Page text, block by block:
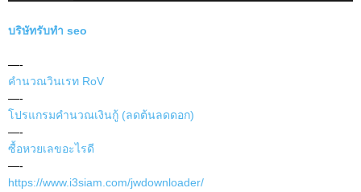
บริษัทรับทำ seo
—-
คำนวณวินเรท RoV
—-
โปรแกรมคำนวณเงินกู้ (ลดต้นลดดอก)
—-
ซื้อหวยเลขอะไรดี
—-
https://www.i3siam.com/jwdownloader/